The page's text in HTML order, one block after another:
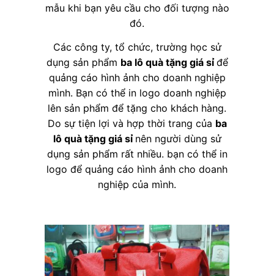
mẫu khi bạn yêu cầu cho đối tượng nào
đó.
Các công ty, tổ chức, trường học sử
dụng sản phẩm ba lô quà tặng giá sỉ để
quảng cáo hình ảnh cho doanh nghiệp
mình. Bạn có thể in logo doanh nghiệp
lên sản phẩm để tặng cho khách hàng.
Do sự tiện lợi và hợp thời trang của ba
lô quà tặng giá sỉ nên người dùng sử
dụng sản phẩm rất nhiều. bạn có thể in
logo để quảng cáo hình ảnh cho doanh
nghiệp của mình.